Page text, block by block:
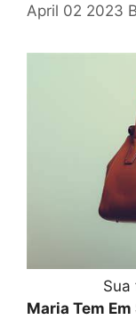
April 02 2023
Sua
Maria Tem Em